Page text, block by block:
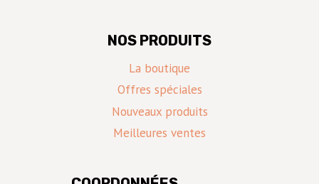
NOS PRODUITS
La boutique
Offres spéciales
Nouveaux produits
Meilleures ventes